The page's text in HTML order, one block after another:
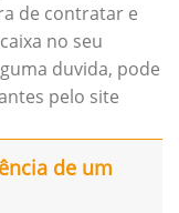
de contratar e
no seu
duvida, pode
pelo site
de um